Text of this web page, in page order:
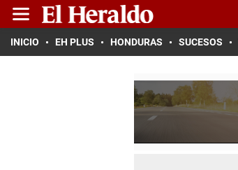
INICIO EH PLUS HONDURAS SUCESOS